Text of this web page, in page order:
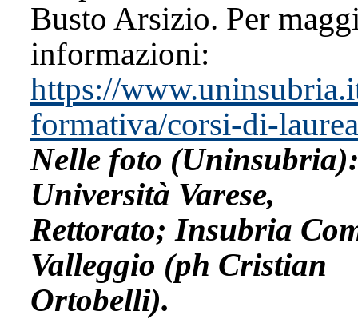
Busto Arsizio. Per
informazioni:
https://
formativa/corsi-di-
Nelle foto
Università Varese,
Rettorato; Insubria
Valleggio (ph Cristian
Ortobelli).